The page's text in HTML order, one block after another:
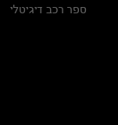
ספר רכב דיגיטלי